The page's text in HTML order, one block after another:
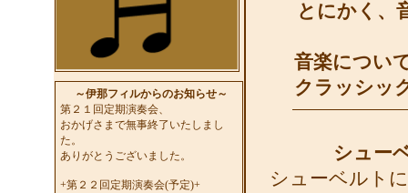
～伊那フィルからのお知らせ～
第２１回定期演奏会、
おかげさまで無事終了いたしまし
た。
ありがとうございました。
+第２２回定期演奏会(予定)+
とにかく、
音楽につい
クラッシッ
シュー
シューベルト